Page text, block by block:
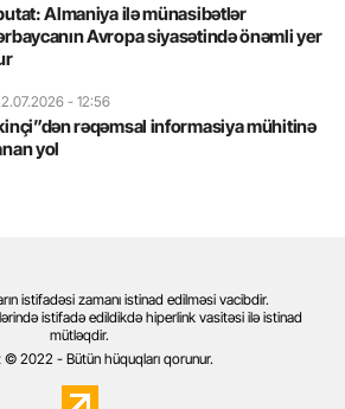
Almaniya ilə münasibətlər
Avropa siyasətində önəmli yer
- 12:56
rəqəmsal informasiya mühitinə
yol
istifadəsi zamanı istinad edilməsi vacibdir.
istifadə edildikdə hiperlink vasitəsi ilə istinad
mütləqdir.
© 2022 - Bütün hüquqları qorunur.